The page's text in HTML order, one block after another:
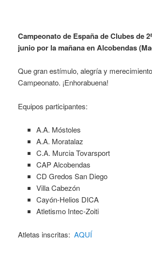
Campeonato de España de Clubes de
junio por la mañana en Alcobendas
Que gran estímulo, alegría y
Campeonato. ¡Enhorabuena!
Equipos participantes:
A.A. Móstoles
A.A. Moratalaz
C.A. Murcia Tovarsport
CAP Alcobendas
CD Gredos San Diego
Villa Cabezón
Cayón-Helios DICA
Atletismo Intec-Zoiti
Atletas inscritas:AQUÍ